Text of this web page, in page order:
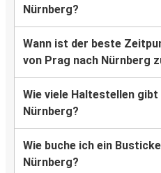
Nürnberg?
Wann ist der beste
von Prag nach Nürnberg
Wie viele Haltestellen gibt
Nürnberg?
Wie buche ich ein
Nürnberg?